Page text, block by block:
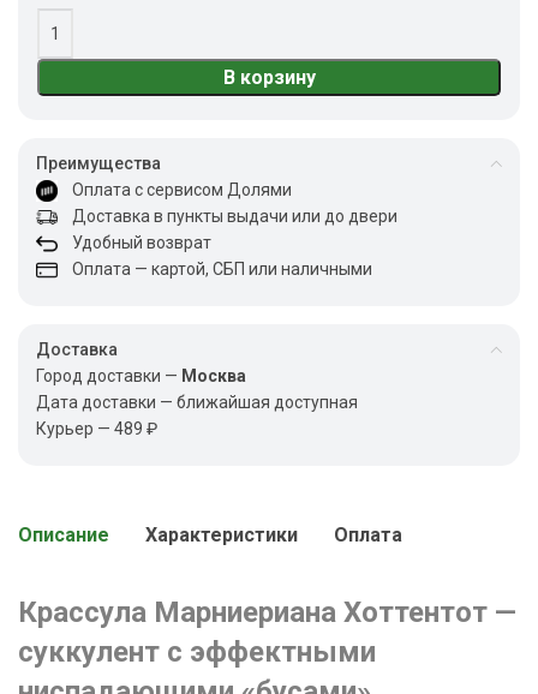
В корзину
Преимущества
Оплата с сервисом Долями
Доставка в пункты выдачи или до двери
Удобный возврат
Оплата — картой, СБП или наличными
Доставка
Город доставки — Москва
Дата доставки — ближайшая доступная
Курьер — 489 ₽
Описание Характеристики Оплата
Крассула Марниериана Хоттентот —
суккулент с эффектными